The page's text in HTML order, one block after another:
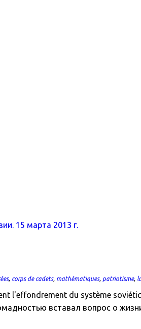
15 марта 2013 г.
, corps de cadets, mathématiques, patriotisme,
l'effondrement du système
вставал вопрос о